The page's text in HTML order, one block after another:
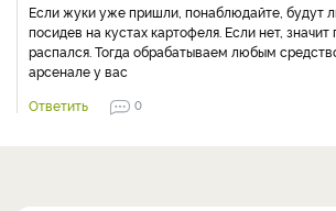
Если жуки уже пришли, понаблюдайте, будут
посидев на кустах картофеля. Если нет,
распался. Тогда обрабатываем любым
арсенале у вас
Ответить
0